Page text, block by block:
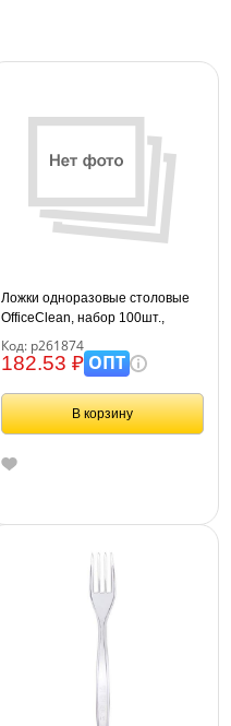
Ложки одноразовые столовые
OfficeClean, набор 100шт.,
Код: р261874
182.53 ₽ОПТ
В корзину